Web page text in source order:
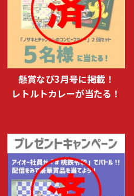
懸賞なび3月号に掲載！
レトルトカレーが当たる！